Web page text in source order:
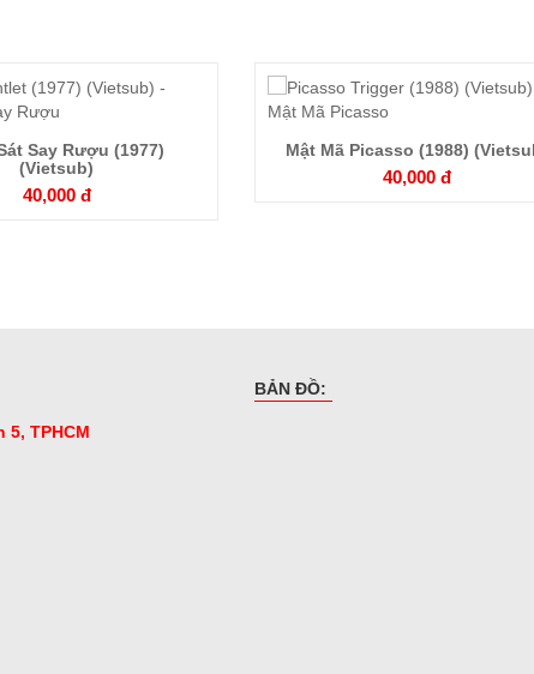
tiết
tiết
Say Rượu (1977)
(Vietsub)
40,000 đ
Mật Mã Picasso (1988)
40,000 đ
5, TPHCM
BẢN ĐỒ: